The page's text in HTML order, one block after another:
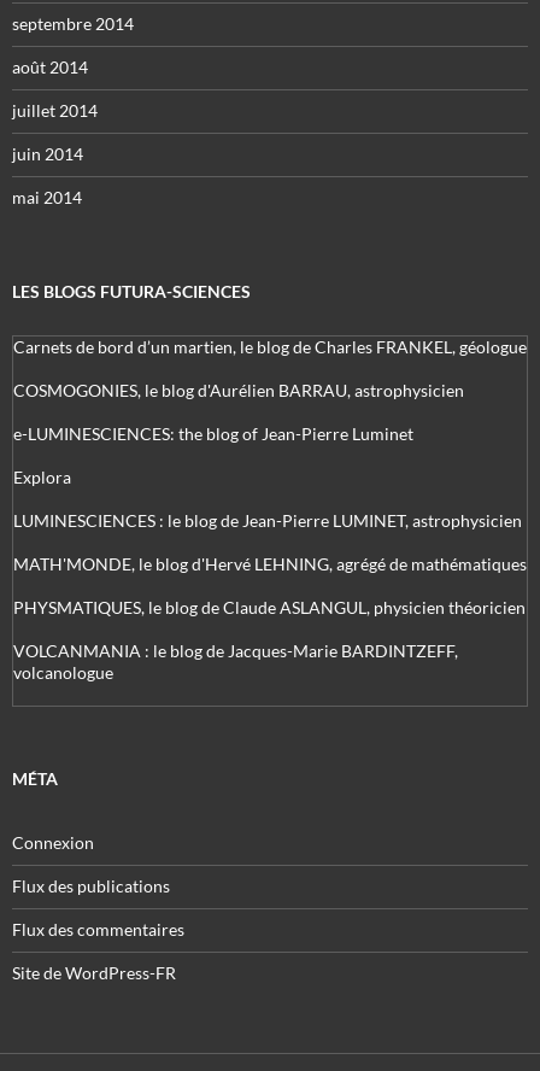
septembre 2014
août 2014
juillet 2014
juin 2014
mai 2014
LES BLOGS FUTURA-SCIENCES
Carnets de bord d’un martien, le blog de Charles FRANKEL, géologue
COSMOGONIES, le blog d'Aurélien BARRAU, astrophysicien
e-LUMINESCIENCES: the blog of Jean-Pierre Luminet
Explora
LUMINESCIENCES : le blog de Jean-Pierre LUMINET, astrophysicien
MATH'MONDE, le blog d'Hervé LEHNING, agrégé de mathématiques
PHYSMATIQUES, le blog de Claude ASLANGUL, physicien théoricien
VOLCANMANIA : le blog de Jacques-Marie BARDINTZEFF,
volcanologue
MÉTA
Connexion
Flux des publications
Flux des commentaires
Site de WordPress-FR